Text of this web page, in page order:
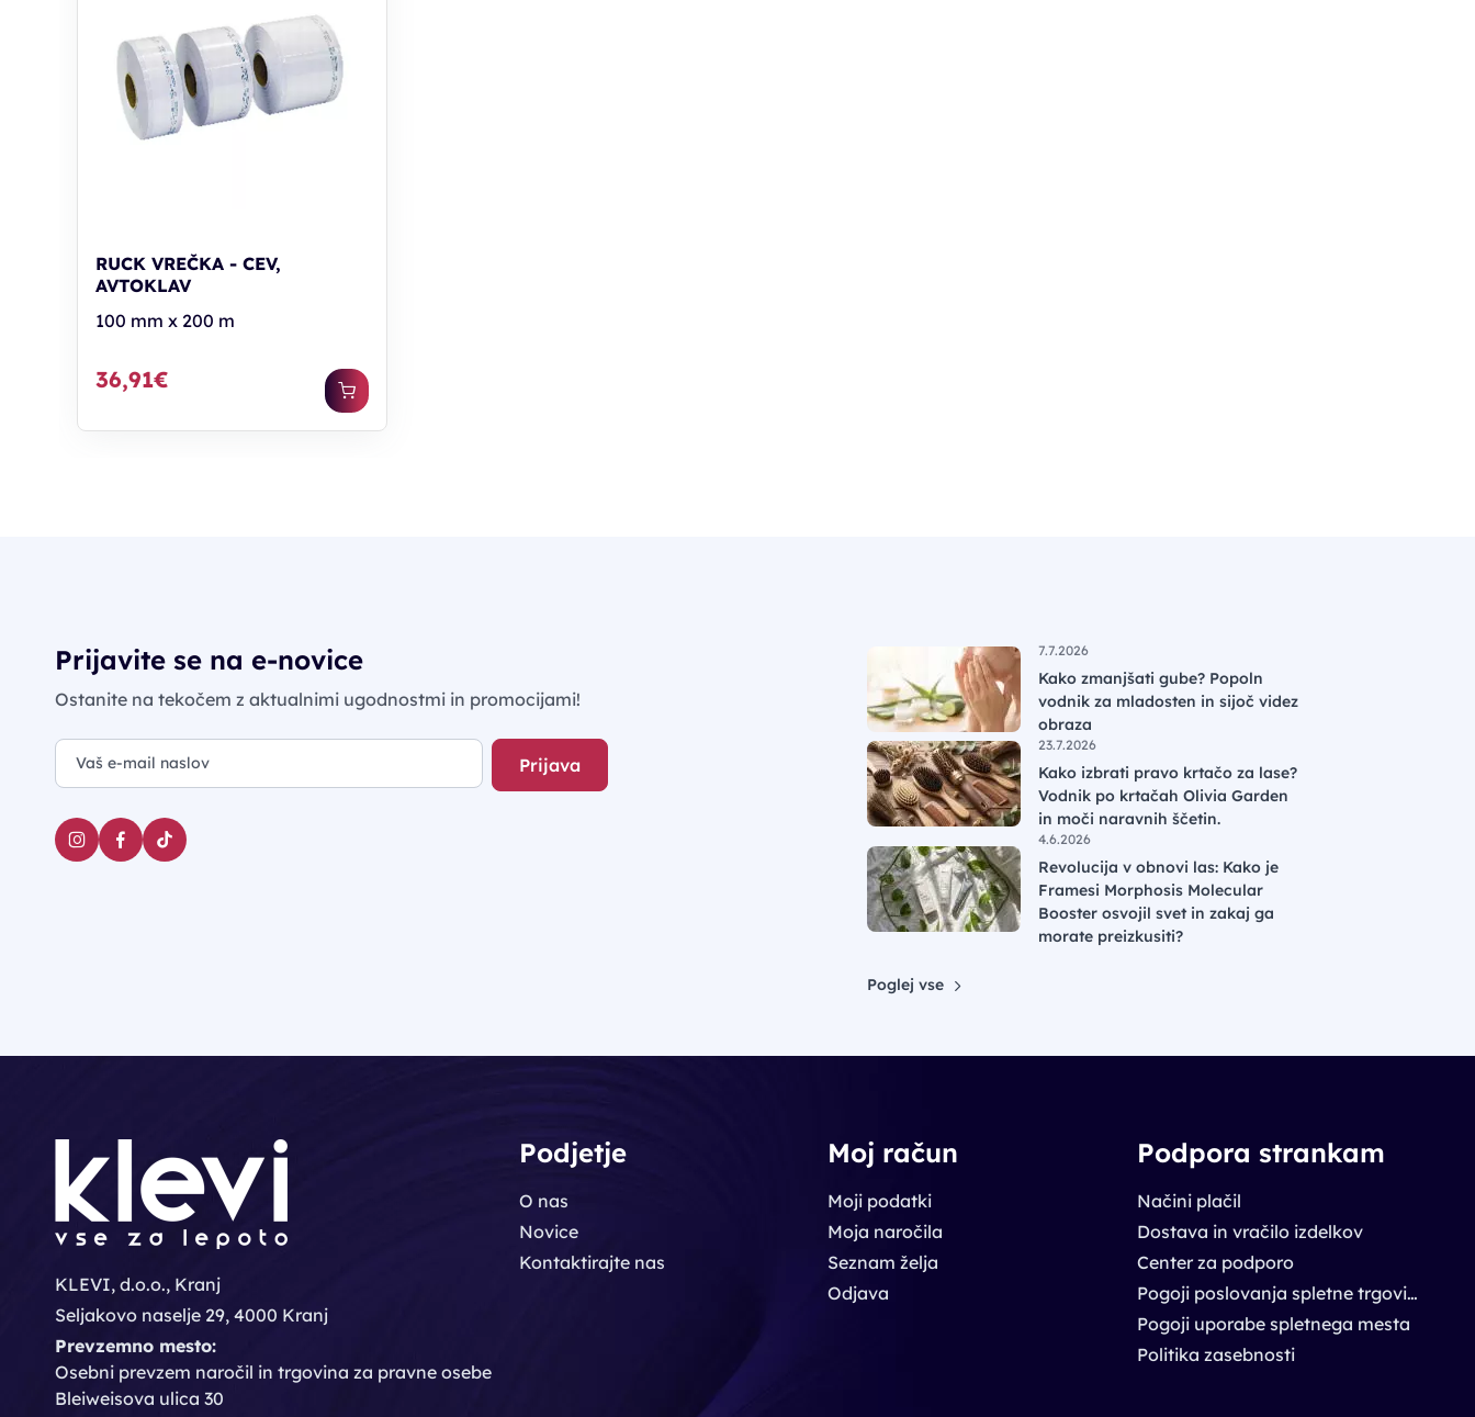
RUCK VREČKA - CEV,
AVTOKLAV
100 mm x 200 m
36,91€
Prijavite se na e-novice
Ostanite na tekočem z aktualnimi ugodnostmi in promocijami!
Prijava
7.7.2026
Kako zmanjšati gube? Popoln
vodnik za mladosten in sijoč videz
obraza
23.7.2026
Kako izbrati pravo krtačo za lase?
Vodnik po krtačah Olivia Garden
in moči naravnih ščetin.
4.6.2026
Revolucija v obnovi las: Kako je
Framesi Morphosis Molecular
Booster osvojil svet in zakaj ga
morate preizkusiti?
Poglej vse
KLEVI, d.o.o., Kranj
Seljakovo naselje 29, 4000 Kranj
Prevzemno mesto:
Osebni prevzem naročil in trgovina za pravne osebe
Bleiweisova ulica 30
Podjetje
O nas
Novice
Kontaktirajte nas
Moj račun
Moji podatki
Moja naročila
Seznam želja
Odjava
Podpora strankam
Načini plačil
Dostava in vračilo izdelkov
Center za podporo
Pogoji poslovanja spletne trgovine
Pogoji uporabe spletnega mesta
Politika zasebnosti